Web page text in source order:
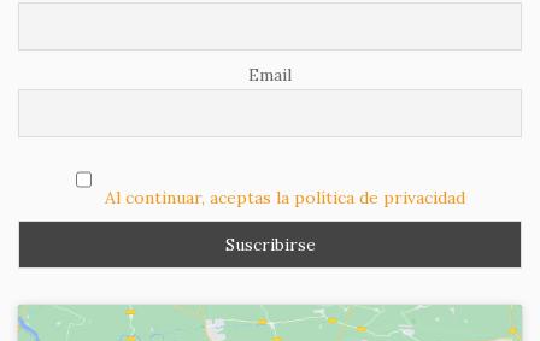
Email
Al continuar, aceptas la política de privacidad